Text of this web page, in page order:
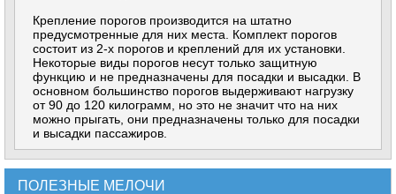
Крепление порогов производится на штатно
предусмотренные для них места. Комплект порогов
состоит из 2-х порогов и креплений для их установки.
Некоторые виды порогов несут только защитную
функцию и не предназначены для посадки и высадки. В
основном большинство порогов выдерживают нагрузку
от 90 до 120 килограмм, но это не значит что на них
можно прыгать, они предназначены только для посадки
и высадки пассажиров.
ПОЛЕЗНЫЕ МЕЛОЧИ